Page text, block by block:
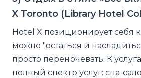
X Toronto (Library Hotel
Hotel X позиционирует себя
можно "остаться и
просто переночевать. К
полный спектр услуг: спа-